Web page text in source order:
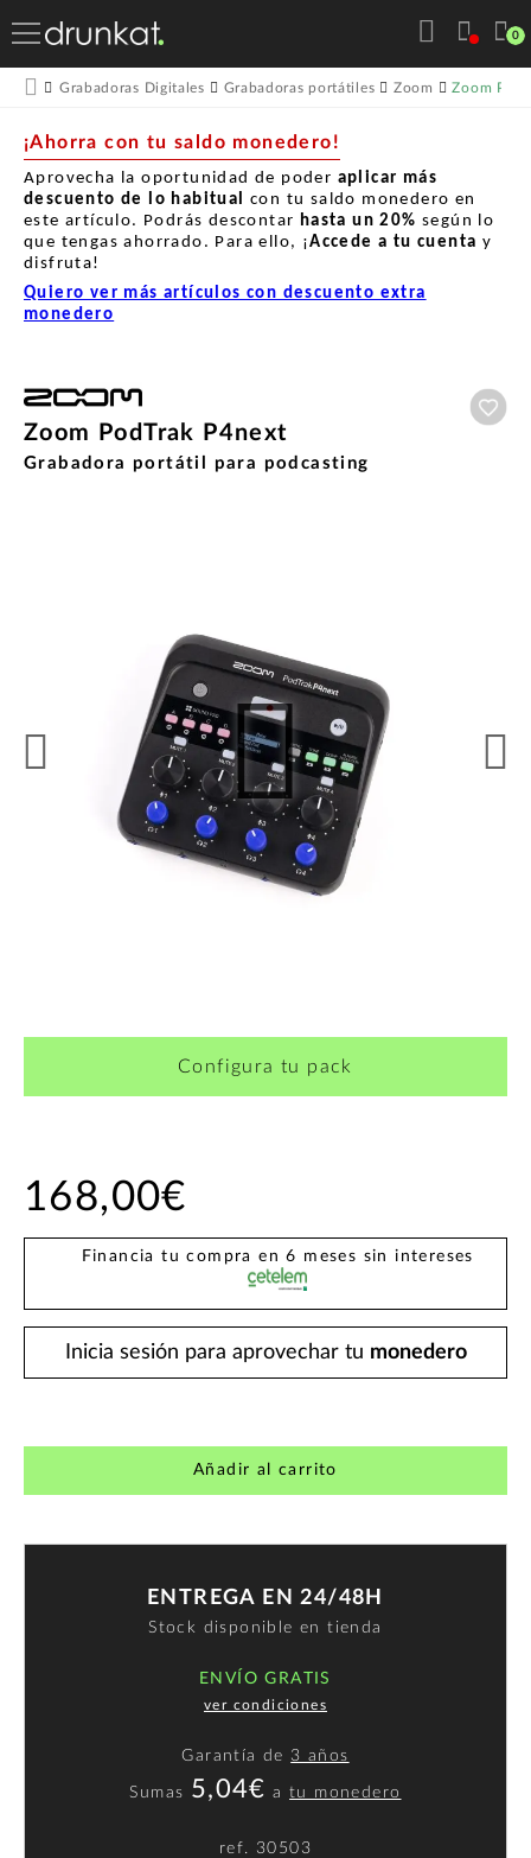
0
Grabadoras Digitales Grabadoras portátiles Zoom Zoom
¡Ahorra con tu saldo monedero!
Aprovecha la oportunidad de poder aplicar más
descuento de lo habitual con tu saldo monedero en
este artículo. Podrás descontar hasta un 20% según lo
que tengas ahorrado. Para ello, ¡Accede a tu cuenta y
disfruta!
Quiero ver más artículos con descuento extra
monedero
Zoom PodTrak P4next
Grabadora portátil para podcasting
Configura tu pack
168,00€
Financia tu compra en 6 meses sin intereses
Inicia sesión para aprovechar tu monedero
Añadir al carrito
ENTREGA EN 24/48H
Stock disponible en tienda
ENVÍO GRATIS
ver condiciones
Garantía de 3 años
Sumas 5,04€ atu monedero
ref. 30503